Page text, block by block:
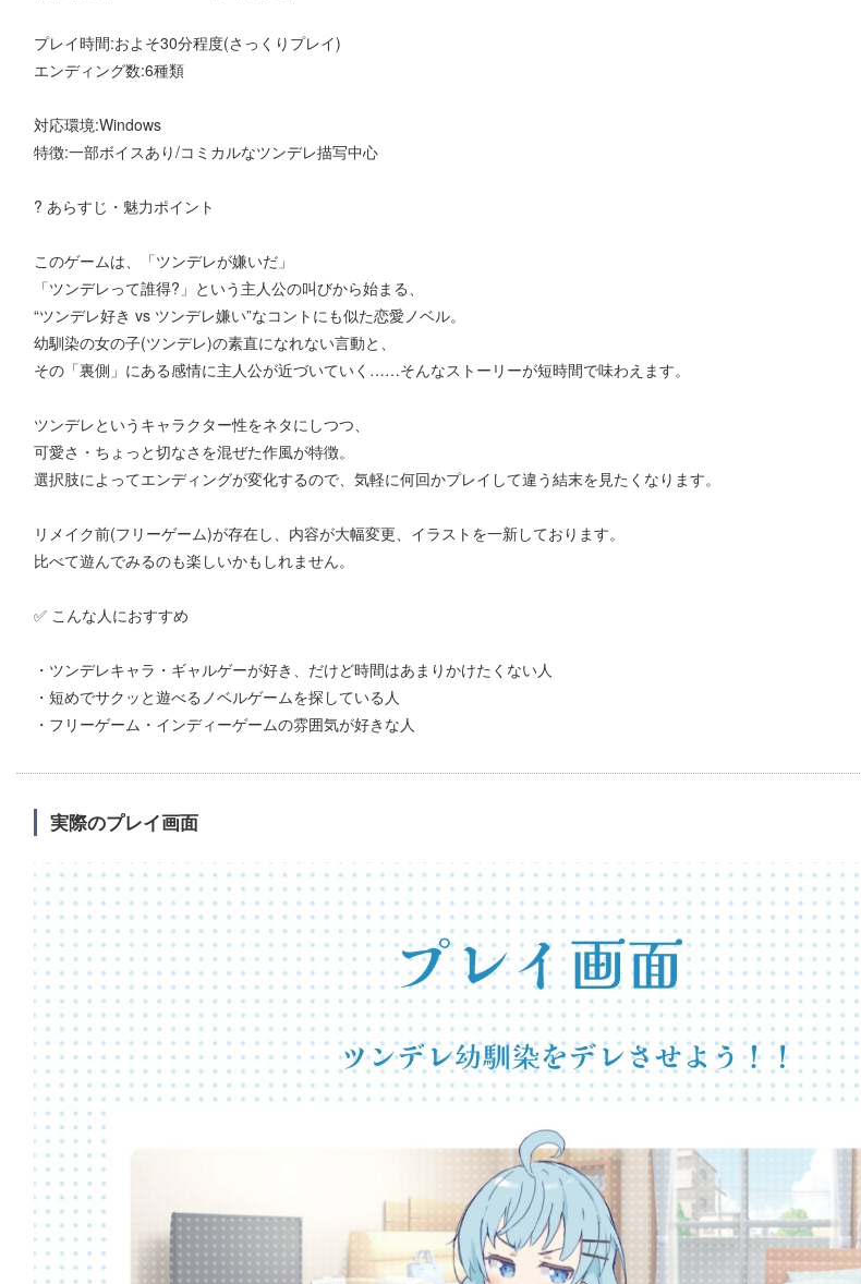
プレイ時間:およそ30分程度(さっくりプレイ)
エンディング数:6種類
対応環境:Windows
特徴:一部ボイスあり/コミカルなツンデレ描写中心
? あらすじ・魅力ポイント
このゲームは、「ツンデレが嫌いだ」
「ツンデレって誰得?」という主人公の叫びから始まる、
“ツンデレ好き vs ツンデレ嫌い”なコントにも似た恋愛ノベル。
幼馴染の女の子(ツンデレ)の素直になれない言動と、
その「裏側」にある感情に主人公が近づいていく……そんなストーリーが短時間で味わえます。
ツンデレというキャラクター性をネタにしつつ、
可愛さ・ちょっと切なさを混ぜた作風が特徴。
選択肢によってエンディングが変化するので、気軽に何回かプレイして違う結末を見たくなります。
リメイク前(フリーゲーム)が存在し、内容が大幅変更、イラストを一新しております。
比べて遊んでみるのも楽しいかもしれません。
✅ こんな人におすすめ
・ツンデレキャラ・ギャルゲーが好き、だけど時間はあまりかけたくない人
・短めでサクッと遊べるノベルゲームを探している人
・フリーゲーム・インディーゲームの雰囲気が好きな人
実際のプレイ画面